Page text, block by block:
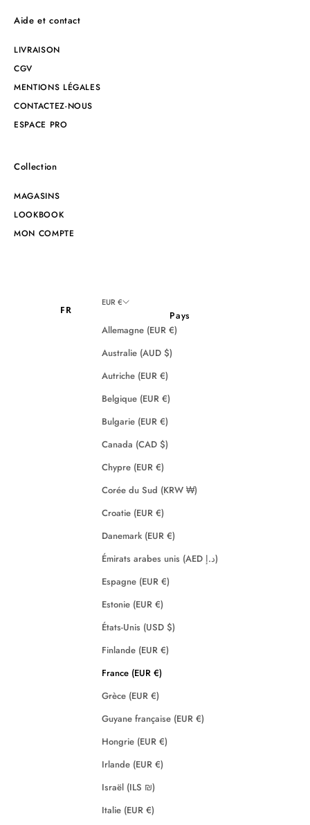
Aide et contact
LIVRAISON
CGV
MENTIONS LÉGALES
CONTACTEZ-NOUS
ESPACE PRO
Collection
MAGASINS
LOOKBOOK
MON COMPTE
FR
EUR €
Pays
Allemagne (EUR €)
Australie (AUD $)
Autriche (EUR €)
Belgique (EUR €)
Bulgarie (EUR €)
Canada (CAD $)
Chypre (EUR €)
Corée du Sud (KRW ₩)
Croatie (EUR €)
Danemark (EUR €)
Émirats arabes unis (AED د.إ)
Espagne (EUR €)
Estonie (EUR €)
États-Unis (USD $)
Finlande (EUR €)
France (EUR €)
Grèce (EUR €)
Guyane française (EUR €)
Hongrie (EUR €)
Irlande (EUR €)
Israël (ILS ₪)
Italie (EUR €)